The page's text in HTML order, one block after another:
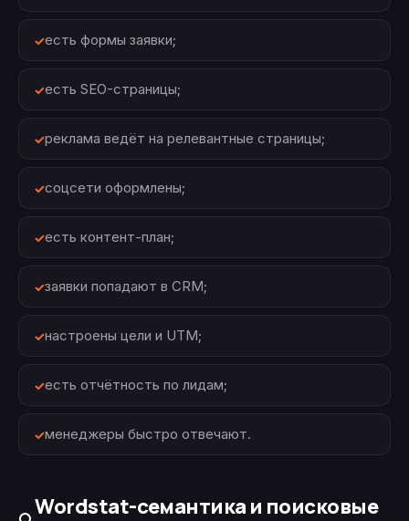
есть формы заявки;
есть SEO-страницы;
реклама ведёт на релевантные страницы;
соцсети оформлены;
есть контент-план;
заявки попадают в CRM;
настроены цели и UTM;
есть отчётность по лидам;
менеджеры быстро отвечают.
Wordstat-семантика и поисковые